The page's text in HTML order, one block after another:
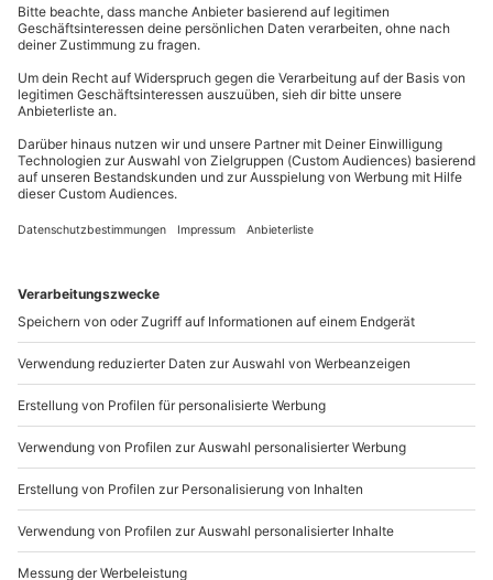
mydaysGmbH
81671 München
außer an bundesweiten Feiertagen:
Mo-Fr: 8-20 Uhr | Sa: 10-16 Uhr
Mo-Fr: 9-17 Uhr
b2b@mydays.de
www.b2b.mydays.de/
Artikelnummer:57737